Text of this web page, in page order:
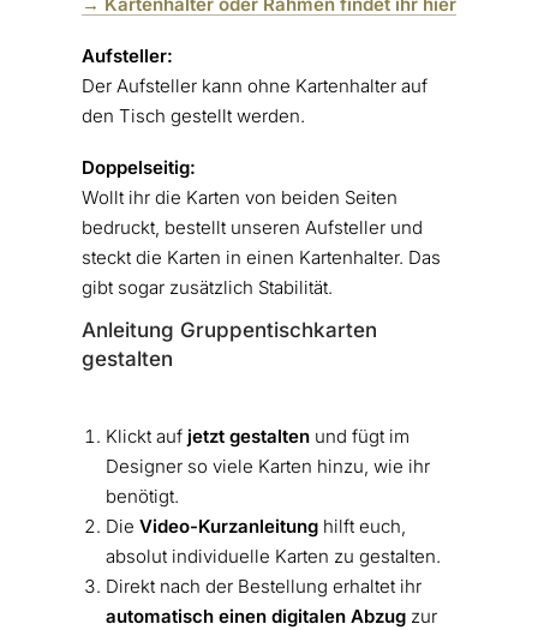
Aufsteller:
Der Aufsteller kann ohne Kartenhalter auf
den Tisch gestellt werden.
Doppelseitig:
Wollt ihr die Karten von beiden Seiten
bedruckt, bestellt unseren Aufsteller und
steckt die Karten in einen Kartenhalter. Das
gibt sogar zusätzlich Stabilität.
Anleitung Gruppentischkarten
gestalten
Klickt auf jetzt gestaltenund fügt im
Designer so viele Karten hinzu, wie ihr
benötigt.
Die Video-Kurzanleitunghilft euch,
absolut individuelle Karten zu gestalten.
Direkt nach der Bestellung erhaltet ihr
automatisch einen digitalen Abzugzur